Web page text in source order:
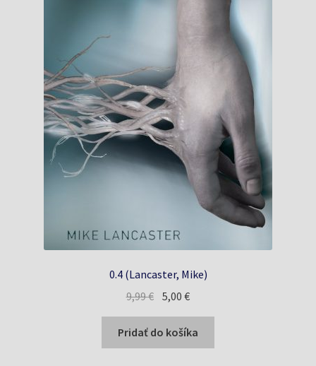
0.4 (Lancaster, Mike)
9,99€ Pôvodná
cena
bola:
9,99 €.
5,00€Aktuálna
cena
je:
5,00 €.
Pridať do košíka